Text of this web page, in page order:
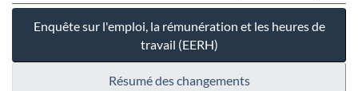
Enquête sur l'emploi, la rémunération et les heures de
travail (EERH)
Résumé des changements